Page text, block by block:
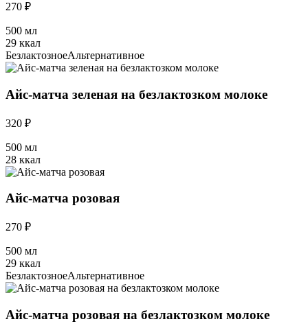
270 ₽
500 мл
29 ккал
БезлактозноеАльтернативное
Айс-матча зеленая на безлактозком молоке
320 ₽
500 мл
28 ккал
Айс-матча розовая
270 ₽
500 мл
29 ккал
БезлактозноеАльтернативное
Айс-матча розовая на безлактозком молоке